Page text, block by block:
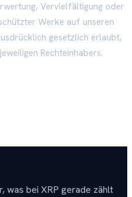
Vervielfältigung oder
Werke auf unseren
gesetzlich erlaubt,
Rechteinhabers.
was bei XRP gerade zählt